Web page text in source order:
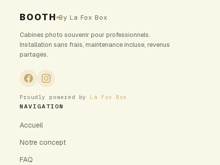
BOOTH By La Fox Box
Cabines photo souvenir pour professionnels.
Installation sans frais, maintenance incluse, revenus
partagés.
Proudly powered by La Fox Box
NAVIGATION
Accueil
Notre concept
FAQ